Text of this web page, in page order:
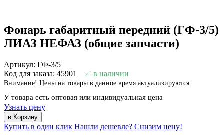
Фонарь габаритный передний (ГФ-3/5)
ЛИАЗ НЕФАЗ (общие запчасти)
Артикул: ГФ-3/5
Код для заказа: 45901
в наличии
Внимание! Цены на товары в данное время актуализируются.
У товара есть оптовая или индивидуальная цена
Узнать цену
Купить в один клик Нашли дешевле? Снизим цену!